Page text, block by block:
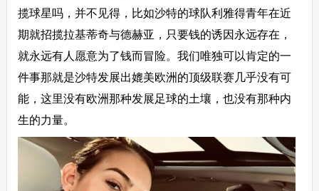
揽球星吗，并不见得，比如沙特的球队利雅得青年在近
期就招揽拉基蒂奇与德赫亚，只要钱的诱因永远存在，
就永远有人愿意为了钱而冒险。我们唯独可以肯定的一
件事那就是沙特发展出媲美欧洲的顶级联赛几乎没有可
能，这里没有欧洲那种发展足球的土壤，也没有那种内
生的力量。